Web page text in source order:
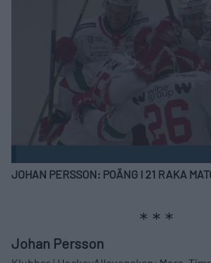
JOHAN PERSSON: POÄNG I 21 RAKA
Johan Persson